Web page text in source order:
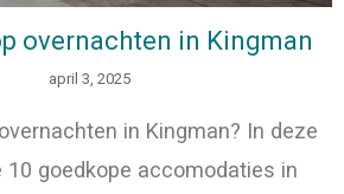
overnachten in Kingman
april 3, 2025
in Kingman? In deze
10 goedkope accomodaties in